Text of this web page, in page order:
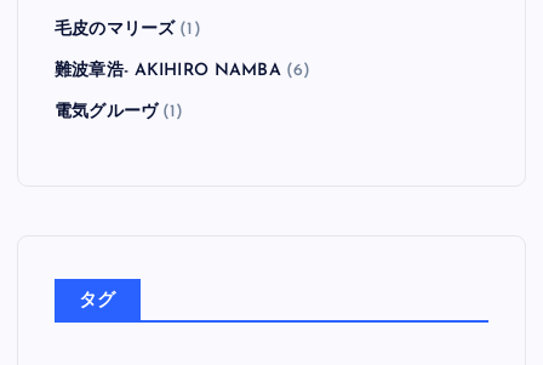
毛皮のマリーズ (1)
難波章浩- AKIHIRO NAMBA(6)
電気グルーヴ(1)
タグ